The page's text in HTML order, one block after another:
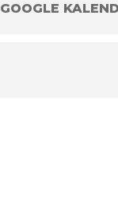
GOOGLE